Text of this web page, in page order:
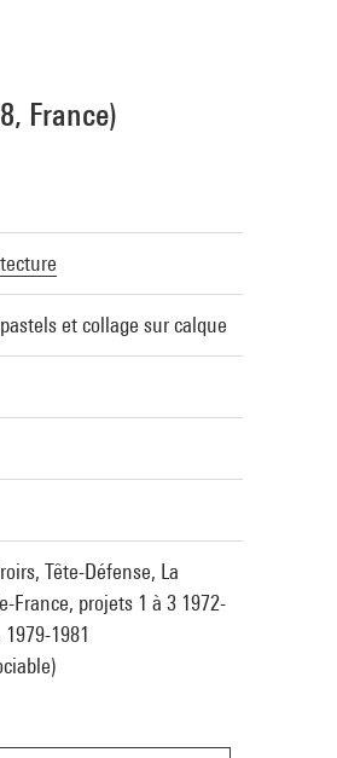
France)
et collage sur calque
Tête-Défense, La
France, projets 1 à 3 1972-
1981